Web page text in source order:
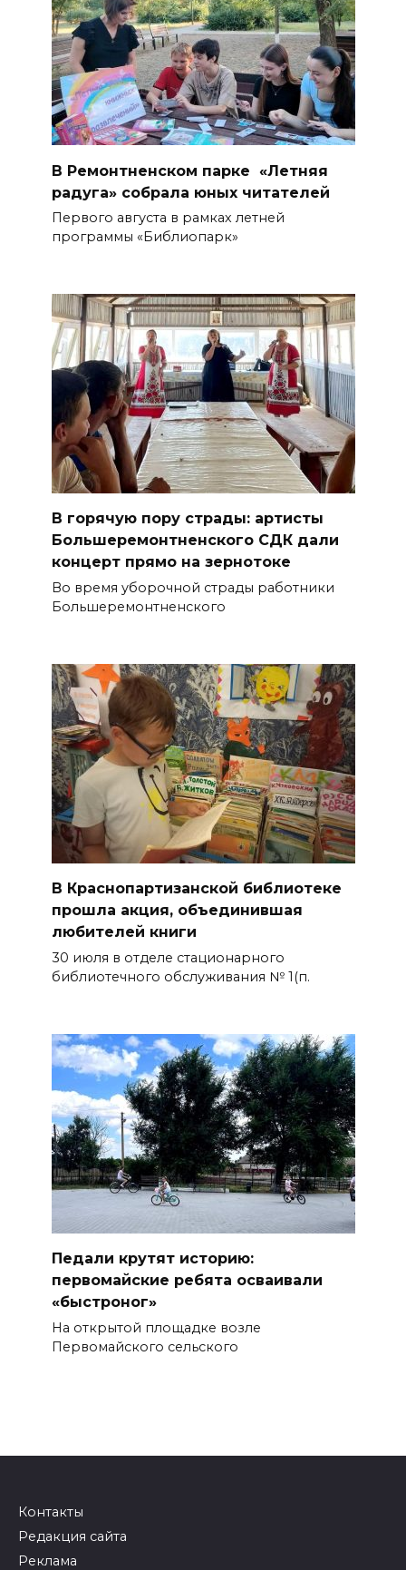
В Ремонтненском парке «Летняя
радуга» собрала юных читателей
Первого августа в рамках летней
программы «Библиопарк»
В горячую пору страды: артисты
Большеремонтненского СДК дали
концерт прямо на зернотоке
Во время уборочной страды работники
Большеремонтненского
В Краснопартизанской библиотеке
прошла акция, объединившая
любителей книги
30 июля в отделе стационарного
библиотечного обслуживания № 1(п.
Педали крутят историю:
первомайские ребята осваивали
«быстроног»
На открытой площадке возле
Первомайского сельского
Контакты
Редакция сайта
Реклама